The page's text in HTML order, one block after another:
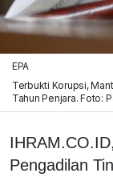
EPA
Terbukti Korupsi,
Tahun Penjara. Foto:
Pengadilan